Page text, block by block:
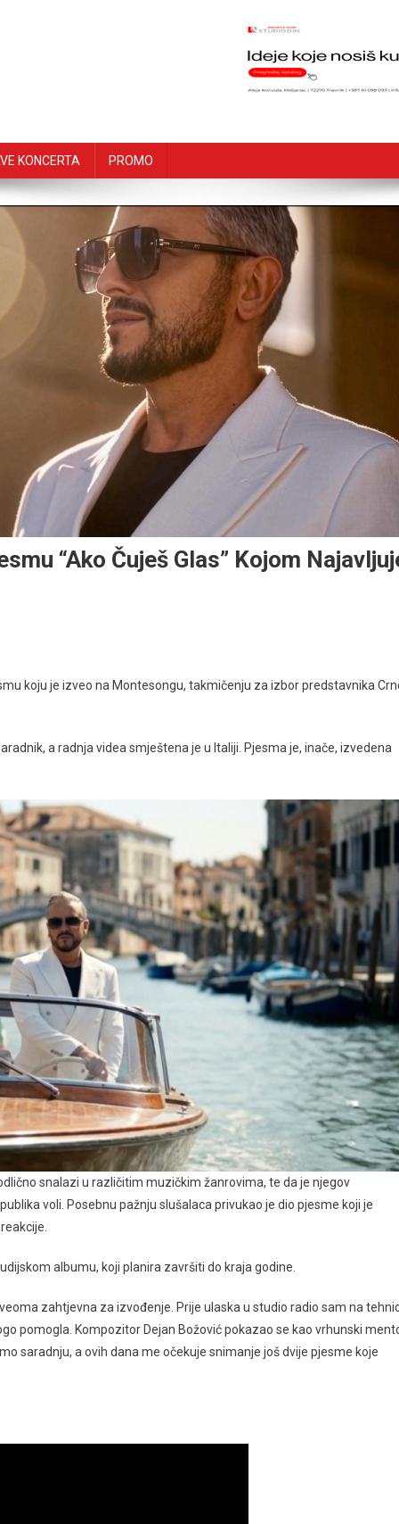
KONCERTA PROMO
“Ako Čuješ Glas” Kojom
koju je izveo na Montesongu, takmičenju za izbor predstavnika
a radnja videa smještena je u Italiji. Pjesma je, inače, izvedena
snalazi u različitim muzičkim žanrovima, te da je njegov
voli. Posebnu pažnju slušalaca privukao je dio pjesme koji je
albumu, koji planira završiti do kraja godine.
zahtjevna za izvođenje. Prije ulaska u studio radio sam na
pomogla. Kompozitor Dejan Božović pokazao se kao vrhunski
saradnju, a ovih dana me očekuje snimanje još dvije pjesme koje